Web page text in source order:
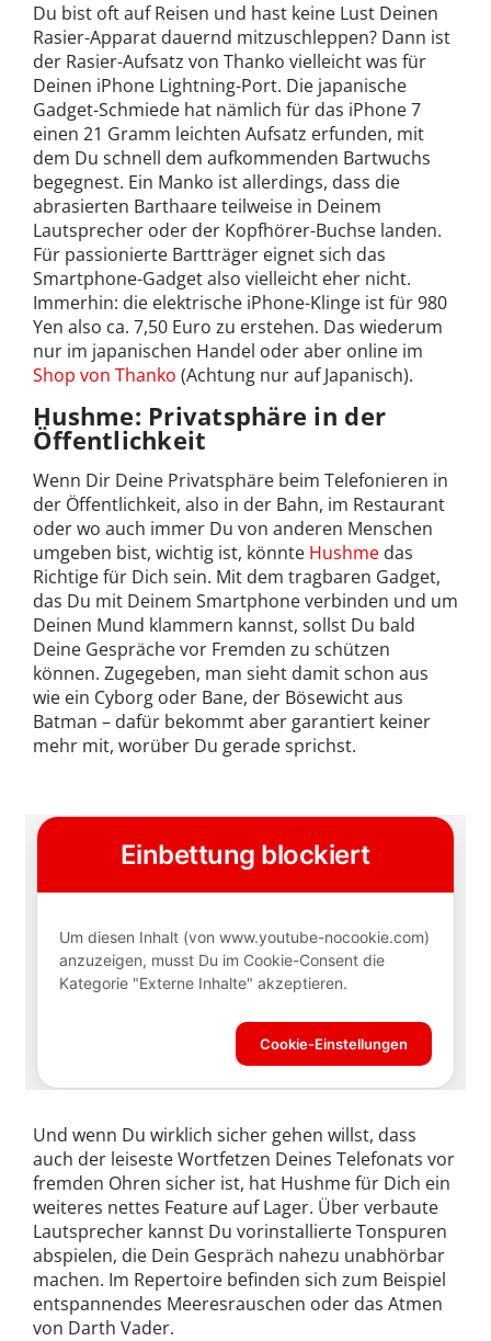
Du bist oft auf Reisen und hast keine Lust Deinen
Rasier-Apparat dauernd mitzuschleppen? Dann ist
der Rasier-Aufsatz von Thanko vielleicht was für
Deinen iPhone Lightning-Port. Die japanische
Gadget-Schmiede hat nämlich für das iPhone 7
einen 21 Gramm leichten Aufsatz erfunden, mit
dem Du schnell dem aufkommenden Bartwuchs
begegnest. Ein Manko ist allerdings, dass die
abrasierten Barthaare teilweise in Deinem
Lautsprecher oder der Kopfhörer-Buchse landen.
Für passionierte Bartträger eignet sich das
Smartphone-Gadget also vielleicht eher nicht.
Immerhin: die elektrische iPhone-Klinge ist für 980
Yen also ca. 7,50 Euro zu erstehen. Das wiederum
nur im japanischen Handel oder aber online im
Shop von Thanko (Achtung nur auf Japanisch).
Hushme: Privatsphäre in der
Öffentlichkeit
Wenn Dir Deine Privatsphäre beim Telefonieren in
der Öffentlichkeit, also in der Bahn, im Restaurant
oder wo auch immer Du von anderen Menschen
umgeben bist, wichtig ist, könnte Hushme das
Richtige für Dich sein. Mit dem tragbaren Gadget,
das Du mit Deinem Smartphone verbinden und um
Deinen Mund klammern kannst, sollst Du bald
Deine Gespräche vor Fremden zu schützen
können. Zugegeben, man sieht damit schon aus
wie ein Cyborg oder Bane, der Bösewicht aus
Batman – dafür bekommt aber garantiert keiner
mehr mit, worüber Du gerade sprichst.
Und wenn Du wirklich sicher gehen willst, dass
auch der leiseste Wortfetzen Deines Telefonats vor
fremden Ohren sicher ist, hat Hushme für Dich ein
weiteres nettes Feature auf Lager. Über verbaute
Lautsprecher kannst Du vorinstallierte Tonspuren
abspielen, die Dein Gespräch nahezu unabhörbar
machen. Im Repertoire befinden sich zum Beispiel
entspannendes Meeresrauschen oder das Atmen
von Darth Vader.